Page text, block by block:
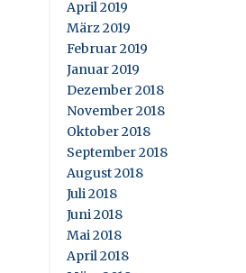
April 2019
März 2019
Februar 2019
Januar 2019
Dezember 2018
November 2018
Oktober 2018
September 2018
August 2018
Juli 2018
Juni 2018
Mai 2018
April 2018